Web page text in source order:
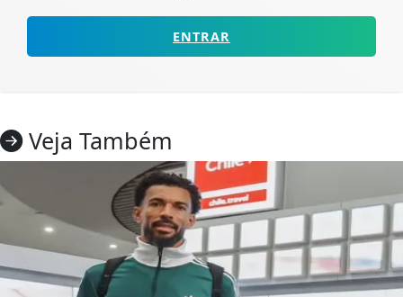
ENTRAR
Veja Também